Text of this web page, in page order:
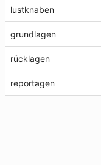
lustknaben
grundlagen
rücklagen
reportagen